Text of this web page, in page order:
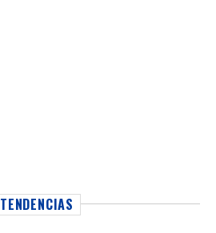
TENDENCIAS